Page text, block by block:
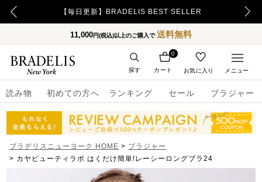
【500ポイント】LINE ID連携でプレゼント！
11,000円(税込)以上のご購入で送料無料
読み物 初めての方へ ランキング セール ブラジャー
カート
0
お気に入り
探す メニュー
ブラデリスニューヨーク HOME
ブラジャー
カヤビューティラボ はくだけ簡単!レーシーロングブラ24